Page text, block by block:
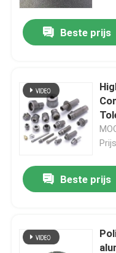
Beste prijs
Beste prijs